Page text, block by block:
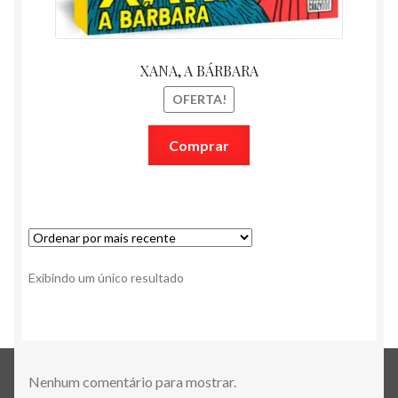
XANA, A BÁRBARA
OFERTA!
Comprar
Exibindo um único resultado
Nenhum comentário para mostrar.